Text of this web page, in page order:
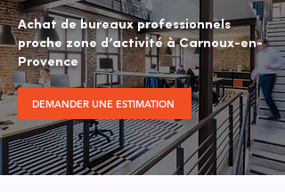
Achat de bureaux professionnels
proche zone d’activité à Carnoux-en-
Provence
DEMANDER UNE ESTIMATION